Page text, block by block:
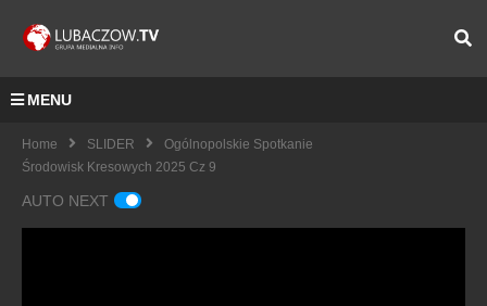
MENU
Home SLIDER
Ogólnopolskie Spotkanie
Środowisk Kresowych 2025 Cz 9
AUTO NEXT